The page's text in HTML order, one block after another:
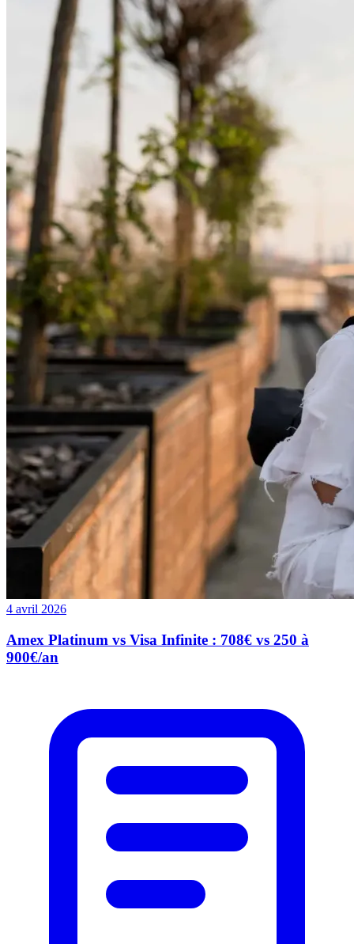
4 avril 2026
Amex Platinum vs Visa Infinite : 708€ vs 250 à
900€/an